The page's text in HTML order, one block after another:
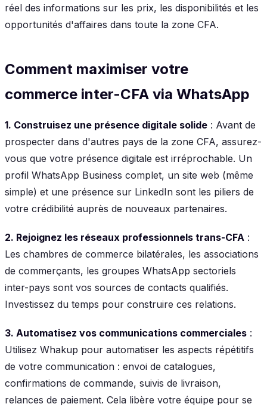
réel des informations sur les prix, les disponibilités et les
opportunités d'affaires dans toute la zone CFA.
Comment maximiser votre
commerce inter-CFA via WhatsApp
1. Construisez une présence digitale solide : Avant de
prospecter dans d'autres pays de la zone CFA, assurez-
vous que votre présence digitale est irréprochable. Un
profil WhatsApp Business complet, un site web (même
simple) et une présence sur LinkedIn sont les piliers de
votre crédibilité auprès de nouveaux partenaires.
2. Rejoignez les réseaux professionnels trans-CFA :
Les chambres de commerce bilatérales, les associations
de commerçants, les groupes WhatsApp sectoriels
inter-pays sont vos sources de contacts qualifiés.
Investissez du temps pour construire ces relations.
3. Automatisez vos communications commerciales :
Utilisez Whakup pour automatiser les aspects répétitifs
de votre communication : envoi de catalogues,
confirmations de commande, suivis de livraison,
relances de paiement. Cela libère votre équipe pour se